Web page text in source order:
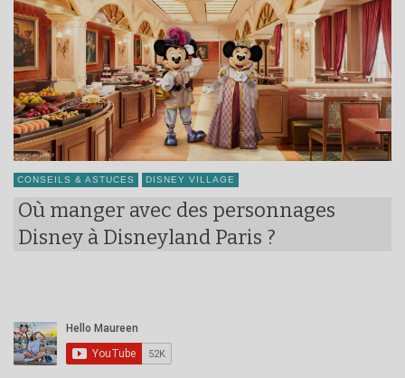
CONSEILS & ASTUCES DISNEY VILLAGE
Où manger avec des personnages
Disney à Disneyland Paris ?